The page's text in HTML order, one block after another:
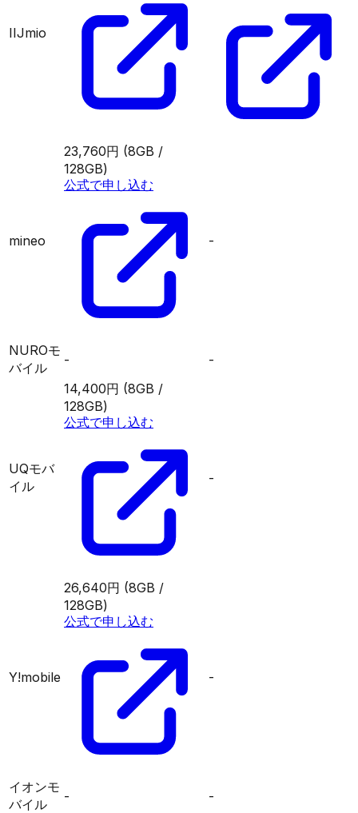
IIJmio
mineo
23,760円 (8GB /
128GB)
公式で申し込む
-
NUROモ
バイル
- -
UQモバ
イル
14,400円 (8GB /
128GB)
公式で申し込む
-
Y!mobile
26,640円 (8GB /
128GB)
公式で申し込む
-
イオンモ
バイル
- -